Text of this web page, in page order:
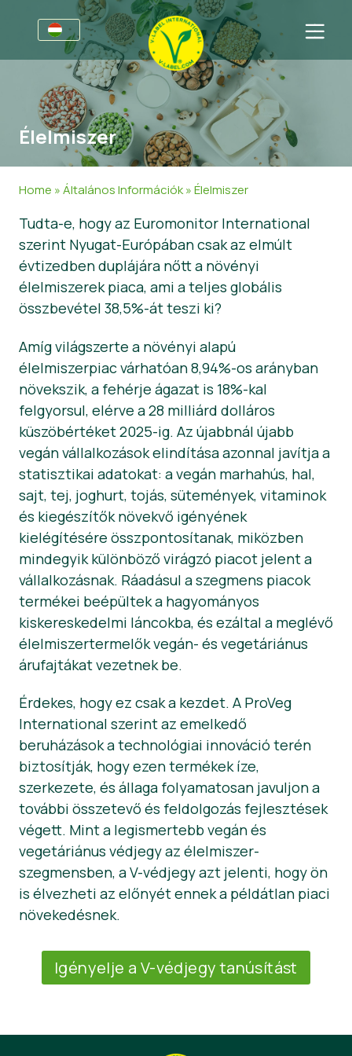
Vállalkozásoknak
Tájékoztató a gyártók számára
V-Label Webinars
Előnyöket
Resources
Szerezzen tanúsítványt
Szektorok
Általános Információk
Élelmiszer
Nem élelmiszertermékek
Gasztronómia
FAQ
A fogyasztók számára
About Us
Lépjen kapcsolatba velünk
Szerezzen tanúsítványt
Jelentse a védjeggyel való visszaélést!
Customer area
Hírek
Sajtóanyagok
Élelmiszer
Home »Általános Információk»Élelmiszer
Tudta-e, hogy az Euromonitor International
szerint Nyugat-Európában csak az elmúlt
évtizedben duplájára nőtt a növényi
élelmiszerek piaca, ami a teljes globális
összbevétel 38,5%-át teszi ki?
Amíg világszerte a növényi alapú
élelmiszerpiac várhatóan 8,94%-os arányban
növekszik, a fehérje ágazat is 18%-kal
felgyorsul, elérve a 28 milliárd dolláros
küszöbértéket 2025-ig. Az újabbnál újabb
vegán vállalkozások elindítása azonnal javítja a
statisztikai adatokat: a vegán marhahús, hal,
sajt, tej, joghurt, tojás, sütemények, vitaminok
és kiegészítők növekvő igényének
kielégítésére összpontosítanak, miközben
mindegyik különböző virágzó piacot jelent a
vállalkozásnak. Ráadásul a szegmens piacok
termékei beépültek a hagyományos
kiskereskedelmi láncokba, és ezáltal a meglévő
élelmiszertermelők vegán- és vegetáriánus
árufajtákat vezetnek be.
Érdekes, hogy ez csak a kezdet. A ProVeg
International szerint az emelkedő
beruházások a technológiai innováció terén
biztosítják, hogy ezen termékek íze,
szerkezete, és állaga folyamatosan javuljon a
további összetevő és feldolgozás fejlesztések
végett. Mint a legismertebb vegán és
vegetáriánus védjegy az élelmiszer-
szegmensben, a V-védjegy azt jelenti, hogy ön
is élvezheti az előnyét ennek a példátlan piaci
növekedésnek.
Igényelje a V-védjegy tanúsítást